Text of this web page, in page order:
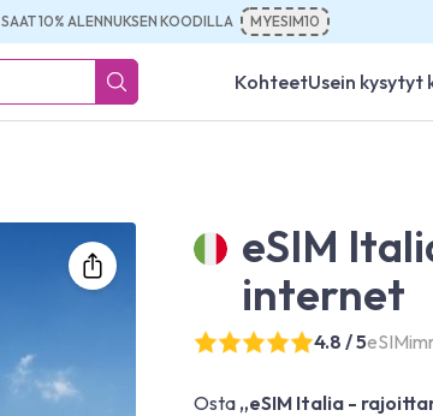
SAAT 10% ALENNUKSEN KOODILLA MYESIM10
KohteetUsein kysytyt
eSIM
internet
4.8 / 5
Osta „eSIM Italia -